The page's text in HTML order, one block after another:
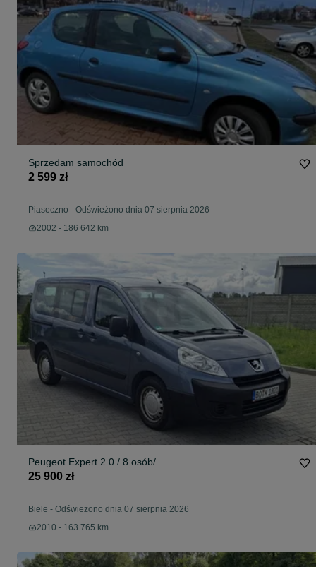
Sprzedam samochód
2 599 zł
Piaseczno - Odświeżono dnia 07 sierpnia 2026
2002 - 186 642 km
Peugeot Expert 2.0 / 8 osób/
25 900 zł
Biele - Odświeżono dnia 07 sierpnia 2026
2010 - 163 765 km